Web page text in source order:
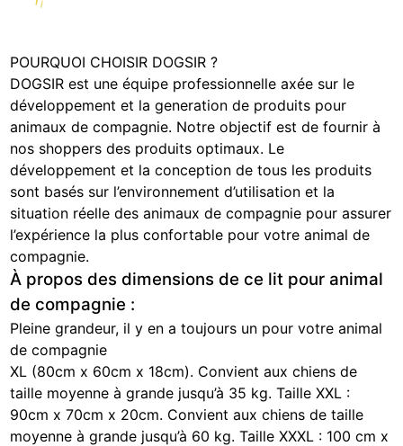
POURQUOI CHOISIR DOGSIR ?
DOGSIR est une équipe professionnelle axée sur le
développement et la generation de produits pour
animaux de compagnie. Notre objectif est de fournir à
nos shoppers des produits optimaux. Le
développement et la conception de tous les produits
sont basés sur l’environnement d’utilisation et la
situation réelle des animaux de compagnie pour assurer
l’expérience la plus confortable pour votre animal de
compagnie.
À propos des dimensions de ce lit pour animal
de compagnie :
Pleine grandeur, il y en a toujours un pour votre animal
de compagnie
XL (80cm x 60cm x 18cm). Convient aux chiens de
taille moyenne à grande jusqu’à 35 kg. Taille XXL :
90cm x 70cm x 20cm. Convient aux chiens de taille
moyenne à grande jusqu’à 60 kg. Taille XXXL : 100 cm x